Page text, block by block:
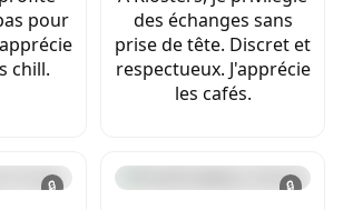
pour
chill.
des échanges sans
prise de tête. Discret et
respectueux. J'apprécie
les cafés.
🔒 🔒